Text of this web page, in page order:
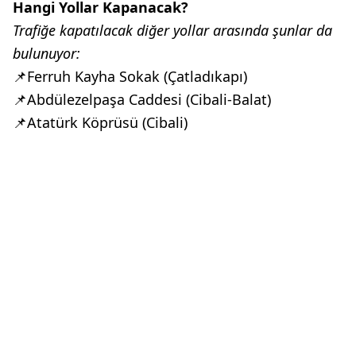
Hangi Yollar Kapanacak?
Trafiğe kapatılacak diğer yollar arasında şunlar da
bulunuyor:
📌Ferruh Kayha Sokak (Çatladıkapı)
📌Abdülezelpaşa Caddesi (Cibali-Balat)
📌Atatürk Köprüsü (Cibali)